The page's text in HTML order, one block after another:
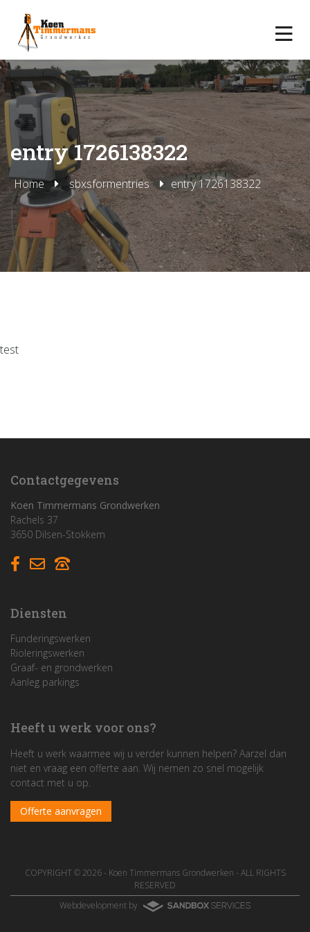
Rioleringswerken
Graaf- en grondwerken
Aanleg parkings
entry 1726138322
Home sbxsformentries entry 1726138322
test
Contactgegevens
Koen Timmermans Grondwerken
Rachels 37
3650 Dilsen-Stokkem
Diensten
Funderingswerken
Rioleringswerken
Graaf- en grondwerken
Aanleg parkings
Heeft u werk voor ons?
Heeft u werk waarmee wij u verder kunnen helpen? Aarzel dan
niet en vraag een offerte aan. Wij nemen zo snel mogelijk
contact met u op.
Offerte aanvragen
COPYRIGHT © 2026 - Koen Timmermans Grondwerken - ALL RIGHTS
RESERVED
Webdevelopment by